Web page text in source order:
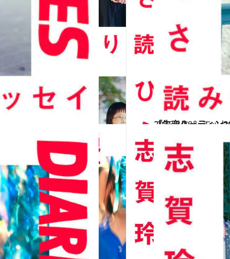
2026.3.19
「失恋ルーティン
コミック ＆ エッ